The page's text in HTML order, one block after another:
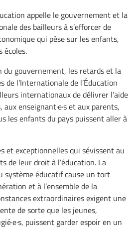
appelle le gouvernement et la
des bailleurs à s’efforcer de
qui pèse sur les enfants,
écoles.
du gouvernement, les retards et la
de l’Internationale de l’Éducation
internationaux de délivrer l’aide
enseignant·e·s et aux parents,
les enfants du pays puissent aller à
et exceptionnelles qui sévissent au
de leur droit à l’éducation. La
système éducatif cause un tort
et à l’ensemble de la
extraordinaires exigent une
de sorte que les jeunes,
puissent garder espoir en un